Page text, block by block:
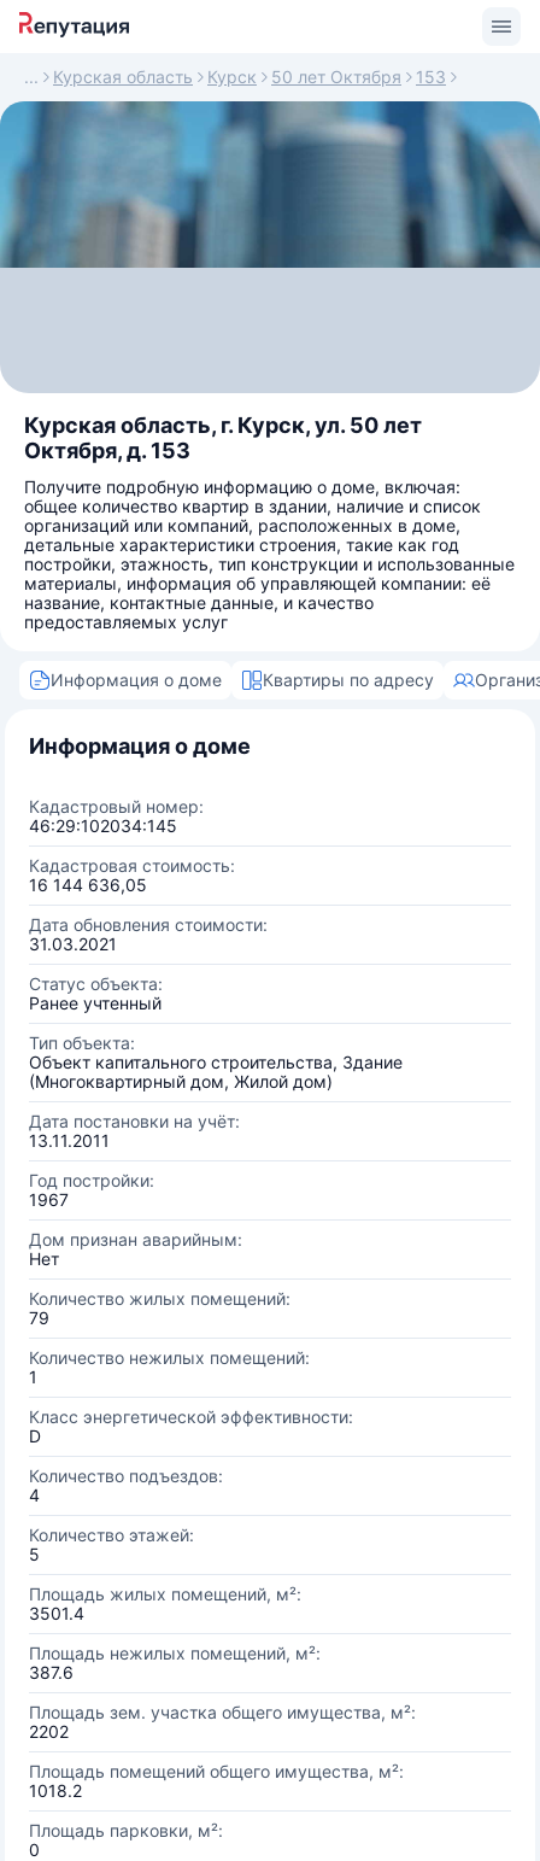
Курская область Курск 50 лет Октября 153
Курская область, г. Курск, ул. 50 лет
Октября, д. 153
Получите подробную информацию о доме, включая:
общее количество квартир в здании, наличие и список
организаций или компаний, расположенных в доме,
детальные характеристики строения, такие как год
постройки, этажность, тип конструкции и использованные
материалы, информация об управляющей компании: её
название, контактные данные, и качество
предоставляемых услуг
Информация о доме Квартиры по адресу
Информация о доме
Кадастровый номер:
46:29:102034:145
Кадастровая стоимость:
16 144 636,05
Дата обновления стоимости:
31.03.2021
Статус объекта:
Ранее учтенный
Тип объекта:
Объект капитального строительства, Здание
(Многоквартирный дом, Жилой дом)
Дата постановки на учёт:
13.11.2011
Год постройки:
1967
Дом признан аварийным:
Нет
Количество жилых помещений:
79
Количество нежилых помещений:
1
Класс энергетической эффективности:
D
Количество подъездов:
4
Количество этажей:
5
Площадь жилых помещений, м²:
3501.4
Площадь нежилых помещений, м²:
387.6
Площадь зем. участка общего имущества, м²:
2202
Площадь помещений общего имущества, м²:
1018.2
Площадь парковки, м²:
0